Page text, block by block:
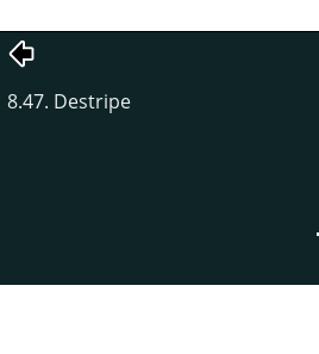
8.47. Destripe